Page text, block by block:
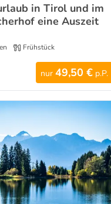
in Tirol und im
eine Auszeit
Frühstück
nur 49,50 € p.P.